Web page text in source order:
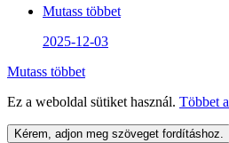
Mutass többet
2025-12-03
Mutass többet
Ez a weboldal sütiket használ. Többet a
Kérem, adjon meg szöveget fordításhoz.